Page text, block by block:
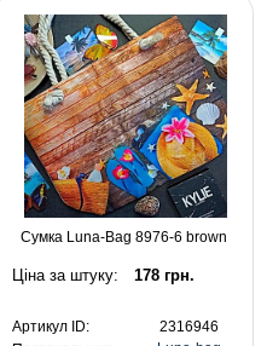
Сумка Luna-Bag 8976-6 brown
Ціна за штуку: 178 грн.
Артикул ID:
2316946